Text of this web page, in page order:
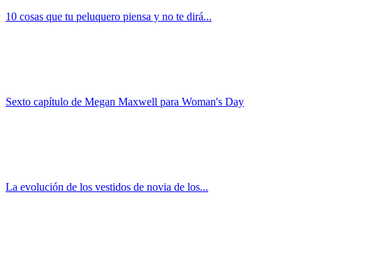
10 cosas que tu peluquero piensa y no te dirá...
Sexto capítulo de Megan Maxwell para Woman's Day
La evolución de los vestidos de novia de los...